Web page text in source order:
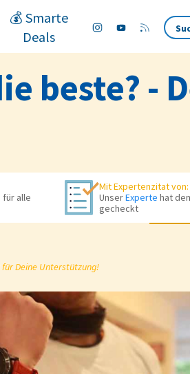
💰 Smarte
Deals
beste? -
für alle
Mit Expertenzitat von:
UnserExperte hat
gecheckt
Deine Unterstützung!